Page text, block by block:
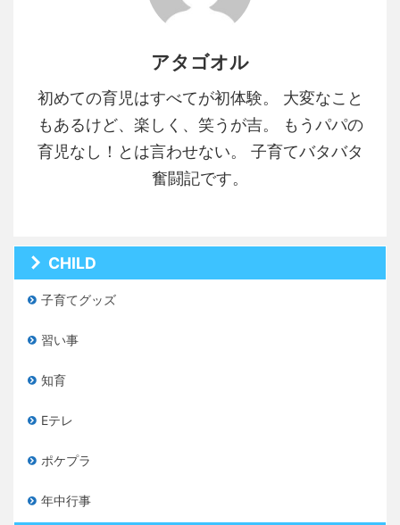
アタゴオル
初めての育児はすべてが初体験。 大変なこと
もあるけど、楽しく、笑うが吉。 もうパパの
育児なし！とは言わせない。 子育てバタバタ
奮闘記です。
CHILD
子育てグッズ
習い事
知育
Eテレ
ポケプラ
年中行事